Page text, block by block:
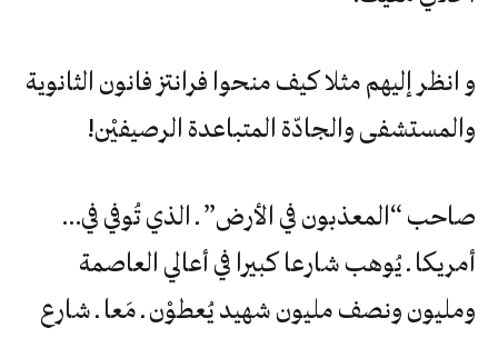
و‮ ‬انظر‮ ‬إليهم‮ ‬مثلا‮ ‬كيف‮ ‬منحوا‮ ‬فرانتز‮ ‬فانون‮ ‬الثانوية‮
‬والمستشفى‮ ‬والجادّة‮ ‬المتباعدة‮ ‬الرصيفيْن‮!‬
صاحب‮ “‬المعذبون‮ ‬في‮ ‬الأرض‮” ‬ـ‮ ‬الذي‮ ‬تُوفي‮ ‬في‮…
‬أمريكا‮ ‬ـ‮ ‬يُوهب‮ ‬شارعا‮ ‬كبيرا‮ ‬في‮ ‬أعالي‮ ‬العاصمة‮
‬ومليون‮ ‬ونصف‮ ‬مليون‮ ‬شهيد‮ ‬يُعطوْن‮ ‬ـ‮ ‬مَعا‮ ‬ـ‮ ‬شارع‮